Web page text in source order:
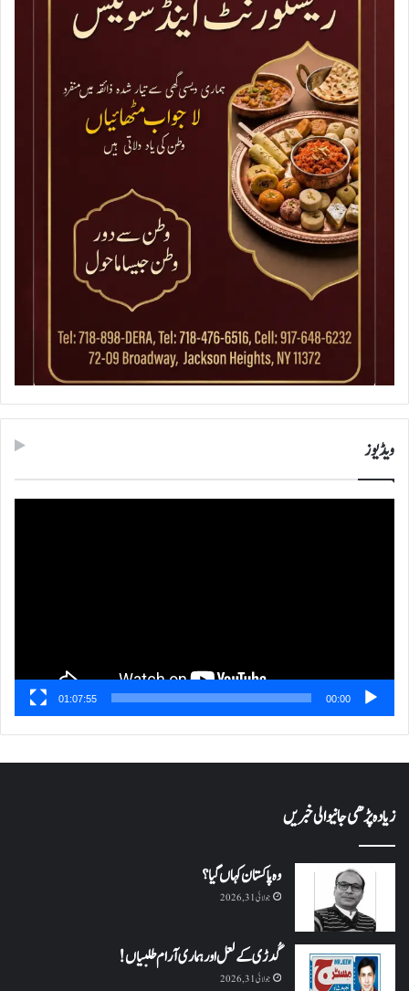
ویڈیوز
00:00
01:07:55
زیادہ پڑھی جانیوالی خبریں
وہ پاکستان کہاں گیا؟
جولائی 31, 2026
گُدڑی کے لعل اور ہماری آرام طلبیاں!
جولائی 31, 2026